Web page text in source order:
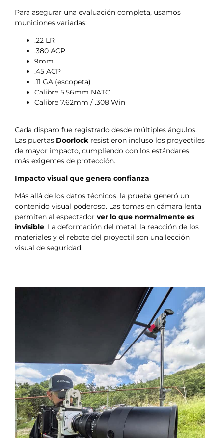
Para asegurar una evaluación completa, usamos
municiones variadas:
.22 LR
.380 ACP
9mm
.45 ACP
.11 GA (escopeta)
Calibre 5.56mm NATO
Calibre 7.62mm / .308 Win
Cada disparo fue registrado desde múltiples ángulos.
Las puertas Doorlock resistieron incluso los proyectiles
de mayor impacto, cumpliendo con los estándares
más exigentes de protección.
Impacto visual que genera confianza
Más allá de los datos técnicos, la prueba generó un
contenido visual poderoso. Las tomas en cámara lenta
permiten al espectador ver lo que normalmente es
invisible. La deformación del metal, la reacción de los
materiales y el rebote del proyectil son una lección
visual de seguridad.